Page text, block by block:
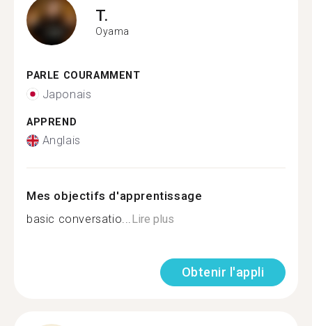
T.
Oyama
PARLE COURAMMENT
Japonais
APPREND
Anglais
Mes objectifs d'apprentissage
basic conversatio...Lire plus
Obtenir l'appli